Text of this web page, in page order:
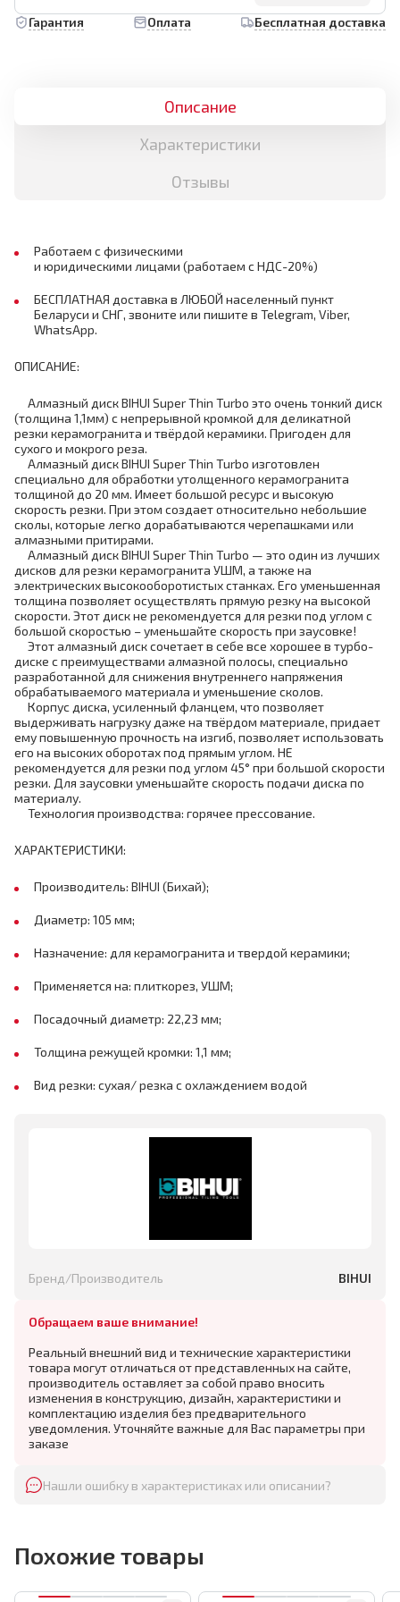
Гарантия
Оплата Бесплатная доставка
Описание
Характеристики
Отзывы
Работаем с физическими
и юридическими лицами (работаем с НДС-20%)
БЕСПЛАТНАЯ доставка в ЛЮБОЙ населенный пункт
Беларуси и СНГ, звоните или пишите в Telegram, Viber,
WhatsApp.
ОПИСАНИЕ:
Алмазный диск BIHUI Super Thin Turbo это очень тонкий диск
(толщина 1,1мм) с непрерывной кромкой для деликатной
резки керамогранита и твёрдой керамики. Пригоден для
сухого и мокрого реза.
Алмазный диск BIHUI Super Thin Turbo изготовлен
специально для обработки утолщенного керамогранита
толщиной до 20 мм. Имеет большой ресурс и высокую
скорость резки. При этом создает относительно небольшие
сколы, которые легко дорабатываются черепашками или
алмазными притирами.
Алмазный диск BIHUI Super Thin Turbo — это один из лучших
дисков для резки керамогранита УШМ, а также на
электрических высокооборотистых станках. Его уменьшенная
толщина позволяет осуществлять прямую резку на высокой
скорости. Этот диск не рекомендуется для резки под углом с
большой скоростью – уменьшайте скорость при заусовке!
Этот алмазный диск сочетает в себе все хорошее в турбо-
диске с преимуществами алмазной полосы, специально
разработанной для снижения внутреннего напряжения
обрабатываемого материала и уменьшение сколов.
Корпус диска, усиленный фланцем, что позволяет
выдерживать нагрузку даже на твёрдом материале, придает
ему повышенную прочность на изгиб, позволяет использовать
его на высоких оборотах под прямым углом. НЕ
рекомендуется для резки под углом 45° при большой скорости
резки. Для заусовки уменьшайте скорость подачи диска по
материалу.
Технология производства: горячее прессование.
ХАРАКТЕРИСТИКИ:
Производитель: BIHUI (Бихай);
Диаметр: 105 мм;
Назначение: для керамогранита и твердой керамики;
Применяется на: плиткорез, УШМ;
Посадочный диаметр: 22,23 мм;
Толщина режущей кромки: 1,1 мм;
Вид резки: сухая/ резка с охлаждением водой
Бренд/Производитель BIHUI
Обращаем ваше внимание!
Реальный внешний вид и технические характеристики
товара могут отличаться от представленных на сайте,
производитель оставляет за собой право вносить
изменения в конструкцию, дизайн, характеристики и
комплектацию изделия без предварительного
уведомления. Уточняйте важные для Вас параметры при
заказе
Нашли ошибку в характеристиках или описании?
Похожие товары